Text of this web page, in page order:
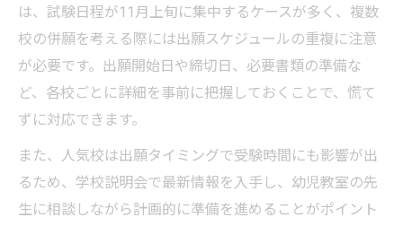
は、試験日程が11月上旬に集中するケースが多く、複数
校の併願を考える際には出願スケジュールの重複に注意
が必要です。出願開始日や締切日、必要書類の準備な
ど、各校ごとに詳細を事前に把握しておくことで、慌て
ずに対応できます。
また、人気校は出願タイミングで受験時間にも影響が出
るため、学校説明会で最新情報を入手し、幼児教室の先
生に相談しながら計画的に準備を進めることがポイント